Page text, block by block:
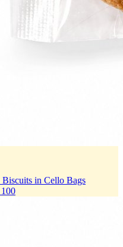
in Cello Bags
100